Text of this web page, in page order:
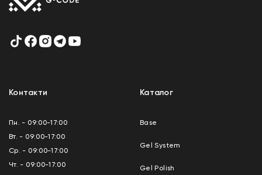
Контакти
Пн. - 09:00-17:00
Вт. - 09:00-17:00
Ср. - 09:00-17:00
Чт. - 09:00-17:00
Каталог
Base
Gel System
Gel Polish